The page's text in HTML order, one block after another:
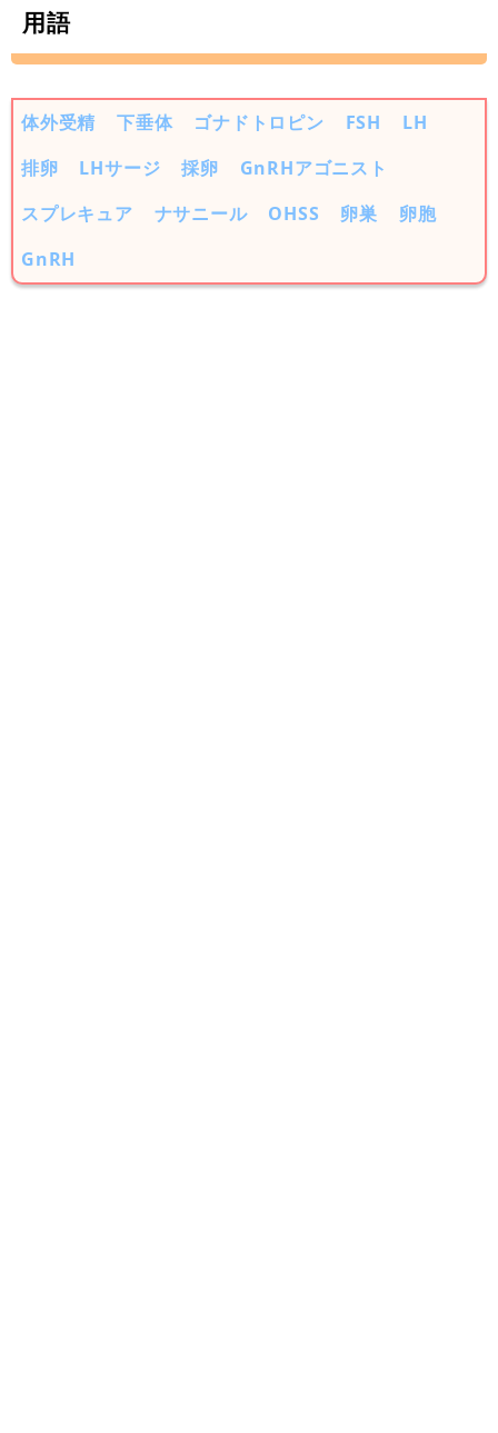
用語
体外受精 下垂体 ゴナドトロピン FSH
LH
排卵
LHサージ 採卵
GnRHアゴニスト
スプレキュア
ナサニール OHSS 卵巣
卵胞
GnRH